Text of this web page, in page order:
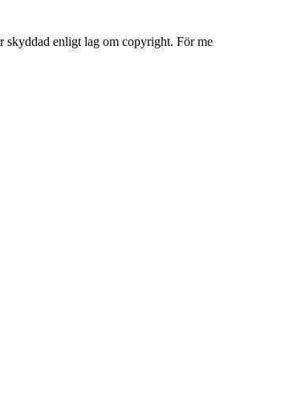
skyddad enligt lag om copyright. För me